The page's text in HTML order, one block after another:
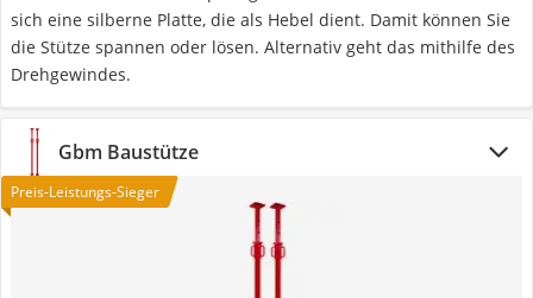
sich eine silberne Platte, die als Hebel dient. Damit können Sie
die Stütze spannen oder lösen. Alternativ geht das mithilfe des
Drehgewindes.
Gbm Baustütze
Preis-Leistungs-Sieger